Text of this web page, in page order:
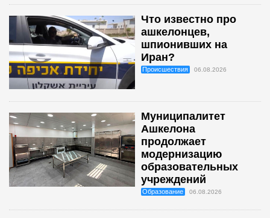
Что известно про
ашкелонцев,
шпионивших на
Иран?
Происшествия 06.08.2026
Муниципалитет
Ашкелона
продолжает
модернизацию
образовательных
учреждений
Образование 06.08.2026